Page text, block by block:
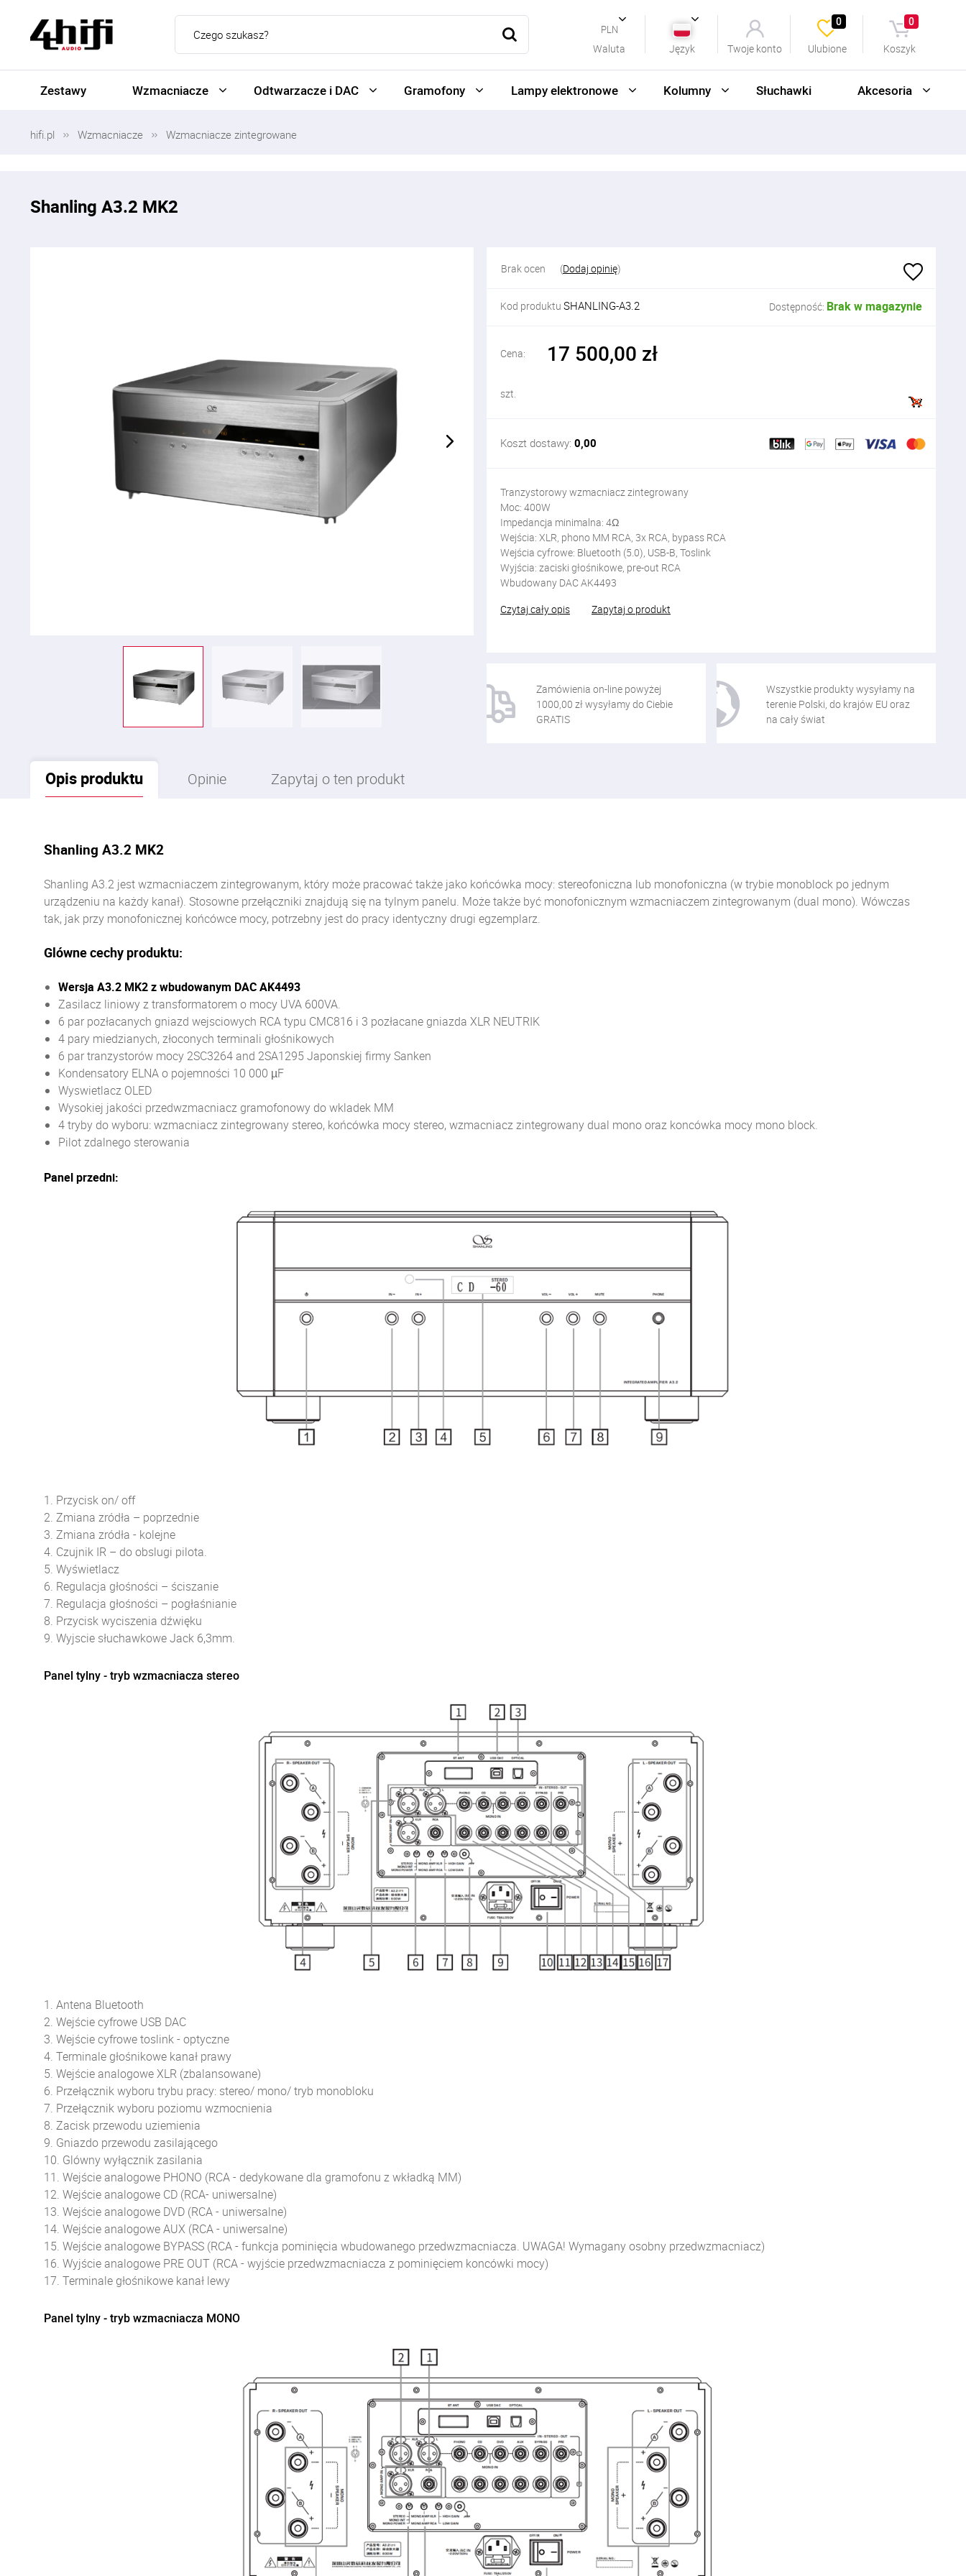
Waluta
PLN
Język Twoje konto Ulubione
0
Koszyk
0
Zestawy Wzmacniacze Odtwarzacze i DAC Gramofony Lampy elektronowe Kolumny Słuchawki Akcesoria
hifi.pl Wzmacniacze Wzmacniacze zintegrowane
Shanling A3.2 MK2
Brak ocen (Dodaj opinię)
Kod produktu SHANLING-A3.2 Dostępność: Brak w magazynie
Cena: 17 500,00 zł
szt.
Koszt dostawy: 0,00
Tranzystorowy wzmacniacz zintegrowany
Moc: 400W
Impedancja minimalna: 4Ω
Wejścia: XLR, phono MM RCA, 3x RCA, bypass RCA
Wejścia cyfrowe: Bluetooth (5.0), USB-B, Toslink
Wyjścia: zaciski głośnikowe, pre-out RCA
Wbudowany DAC AK4493
Czytaj cały opis
Zapytaj o produkt
Zamówienia on-line powyżej
1000,00 zł wysyłamy do Ciebie
GRATIS
Wszystkie produkty wysyłamy na
terenie Polski, do krajów EU oraz
na cały świat
Opis produktu Opinie Zapytaj o ten produkt
Shanling A3.2 MK2
Shanling A3.2 jest wzmacniaczem zintegrowanym, który może pracować także jako końcówka mocy: stereofoniczna lub monofoniczna (w trybie monoblock po jednym
urządzeniu na każdy kanał). Stosowne przełączniki znajdują się na tylnym panelu. Może także być monofonicznym wzmacniaczem zintegrowanym (dual mono). Wówczas
tak, jak przy monofonicznej końcówce mocy, potrzebny jest do pracy identyczny drugi egzemplarz.
Glówne cechy produktu:
Wersja A3.2 MK2 z wbudowanym DAC AK4493
Zasilacz liniowy z transformatorem o mocy UVA 600VA.
6 par pozłacanych gniazd wejsciowych RCA typu CMC816 i 3 pozłacane gniazda XLR NEUTRIK
4 pary miedzianych, złoconych terminali głośnikowych
6 par tranzystorów mocy 2SC3264 and 2SA1295 Japonskiej firmy Sanken
Kondensatory ELNA o pojemności 10 000 µF
Wyswietlacz OLED
Wysokiej jakości przedwzmacniacz gramofonowy do wkladek MM
4 tryby do wyboru: wzmacniacz zintegrowany stereo, końcówka mocy stereo, wzmacniacz zintegrowany dual mono oraz koncówka mocy mono block.
Pilot zdalnego sterowania
Panel przedni:
1. Przycisk on/ off
2. Zmiana zródła – poprzednie
3. Zmiana zródła - kolejne
4. Czujnik IR – do obslugi pilota.
5. Wyświetlacz
6. Regulacja głośności – ściszanie
7. Regulacja głośności – pogłaśnianie
8. Przycisk wyciszenia dźwięku
9. Wyjscie słuchawkowe Jack 6,3mm.
Panel tylny - tryb wzmacniacza stereo
1. Antena Bluetooth
2. Wejście cyfrowe USB DAC
3. Wejście cyfrowe toslink - optyczne
4. Terminale głośnikowe kanał prawy
5. Wejście analogowe XLR (zbalansowane)
6. Przełącznik wyboru trybu pracy: stereo/ mono/ tryb monobloku
7. Przełącznik wyboru poziomu wzmocnienia
8. Zacisk przewodu uziemienia
9. Gniazdo przewodu zasilającego
10. Glówny wyłącznik zasilania
11. Wejście analogowe PHONO (RCA - dedykowane dla gramofonu z wkładką MM)
12. Wejście analogowe CD (RCA- uniwersalne)
13. Wejście analogowe DVD (RCA - uniwersalne)
14. Wejście analogowe AUX (RCA - uniwersalne)
15. Wejście analogowe BYPASS (RCA - funkcja pominięcia wbudowanego przedwzmacniacza. UWAGA! Wymagany osobny przedwzmacniacz)
16. Wyjście analogowe PRE OUT (RCA - wyjście przedwzmacniacza z pominięciem koncówki mocy)
17. Terminale głośnikowe kanał lewy
Panel tylny - tryb wzmacniacza MONO